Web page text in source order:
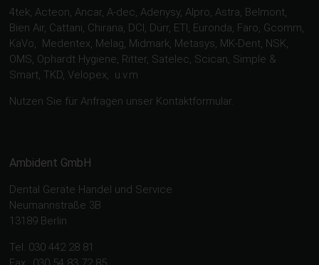
4tek, Acteon, Ancar, A-dec, Adenysy, Alpro, Astra, Belmont,
Bien Air, Cattani, Chirana, DCI, Dürr, ETI, Euronda, Faro, Gcomm,
KaVo, Medentex, Melag, Midmark, Metasys, MK-Dent, NSK,
OMS, Ophardt Hygiene, Ritter, Satelec, Scican, Simple &
Smart, TKD, Velopex, u.v.m
Nutzen Sie für Anfragen unser Kontaktformular.
Ambident GmbH
Dental Geräte Handel und Service
Neumannstraße 3B
13189 Berlin
Tel. 030 442 28 81